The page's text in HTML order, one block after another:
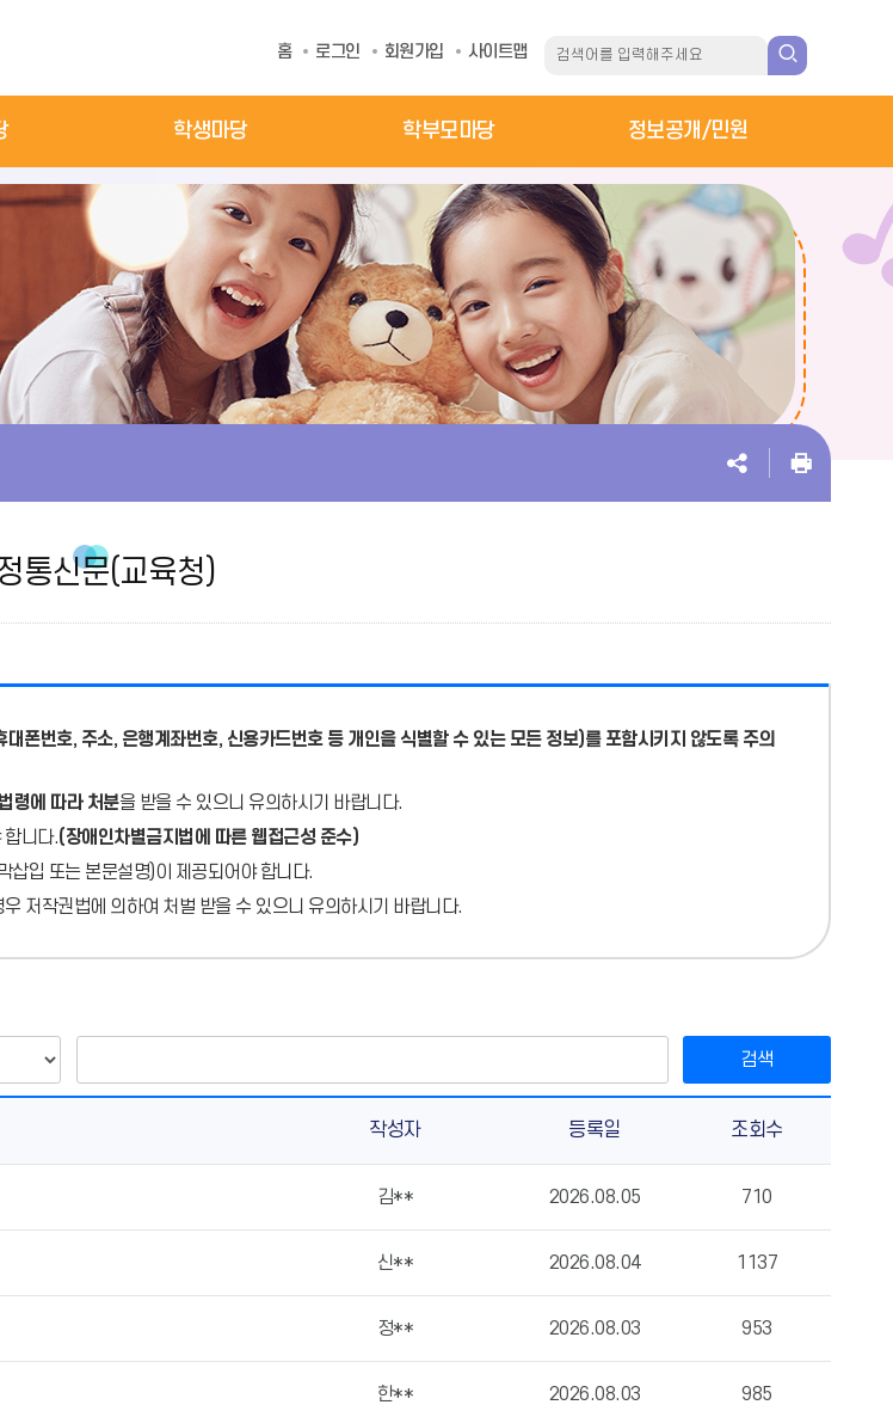
홈 로그인 회원가입 사이트맵
학생마당 학부모마당 정보공개/민원
통신문(교육청)
폰번호, 주소, 은행계좌번호, 신용카드번호 등 개인을 식별할 수 있는 모든 정보)를 포함시키지 않도록 주의
령에 따라 처분을 받을 수 있으니 유의하시기 바랍니다.
합니다.(장애인차별금지법에 따른 웹접근성 준수)
삽입 또는 본문설명)이 제공되어야 합니다.
저작권법에 의하여 처벌 받을 수 있으니 유의하시기 바랍니다.
검색
작성자 등록일 조회수
김** 2026.08.05 710
신** 2026.08.04 1137
정** 2026.08.03 953
한** 2026.08.03 985